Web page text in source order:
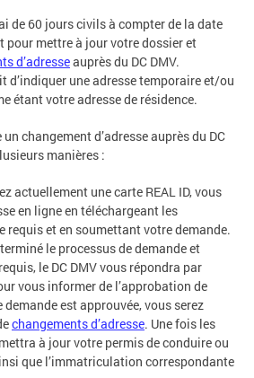
de 60 jours civils à compter de la date
pour mettre à jour votre dossier et
d’adresseauprès du DC DMV.
d’indiquer une adresse temporaire et/ou
étant votre adresse de résidence.
changement d’adresse auprès du DC
manières :
actuellement une carte REAL ID, vous
en ligne en téléchargeant les
requis et en soumettant votre demande.
le processus de demande et
le DC DMV vous répondra par
vous informer de l’approbation de
est approuvée, vous serez
changements d’adresse. Une fois les
à jour votre permis de conduire ou
que l’immatriculation correspondante